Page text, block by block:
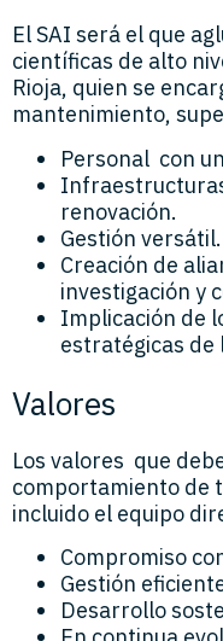
El SAI será el que
científicas de alto
Rioja, quien se
mantenimiento,
Personal con
renovación.
Gestión versátil.
Creación de
investigación y
Implicación de
estratégicas de
Valores
Los valores que
comportamiento de
incluido el equipo
Compromiso
Gestión
Desarrollo